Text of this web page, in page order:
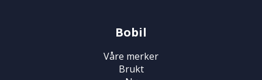
Bobil
Våre merker
Brukt